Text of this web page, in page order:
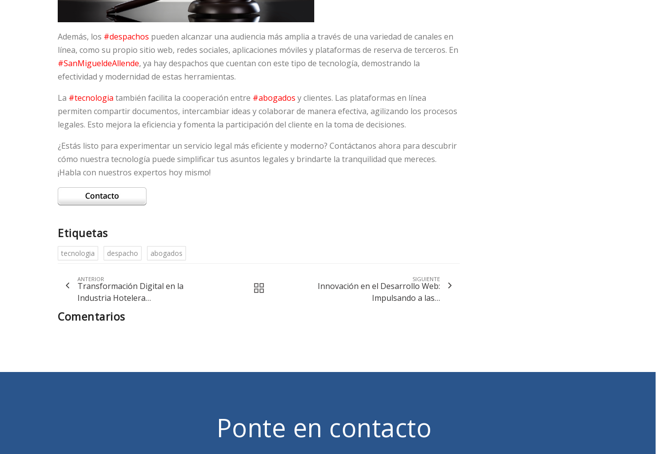
Además, los #despachos pueden alcanzar una audiencia más amplia a través de una variedad de canales en
línea, como su propio sitio web, redes sociales, aplicaciones móviles y plataformas de reserva de terceros. En
#SanMigueldeAllende, ya hay despachos que cuentan con este tipo de tecnología, demostrando la
efectividad y modernidad de estas herramientas.
La #tecnologia también facilita la cooperación entre #abogados y clientes. Las plataformas en línea
permiten compartir documentos, intercambiar ideas y colaborar de manera efectiva, agilizando los procesos
legales. Esto mejora la eficiencia y fomenta la participación del cliente en la toma de decisiones.
¿Estás listo para experimentar un servicio legal más eficiente y moderno? Contáctanos ahora para descubrir
cómo nuestra tecnología puede simplificar tus asuntos legales y brindarte la tranquilidad que mereces.
¡Habla con nuestros expertos hoy mismo!
Etiquetas
tecnologia despacho abogados
ANTERIOR
Transformación Digital en la
Industria Hotelera…
SIGUIENTE
Innovación en el Desarrollo Web:
Impulsando a las…
Comentarios
Ponte en contacto